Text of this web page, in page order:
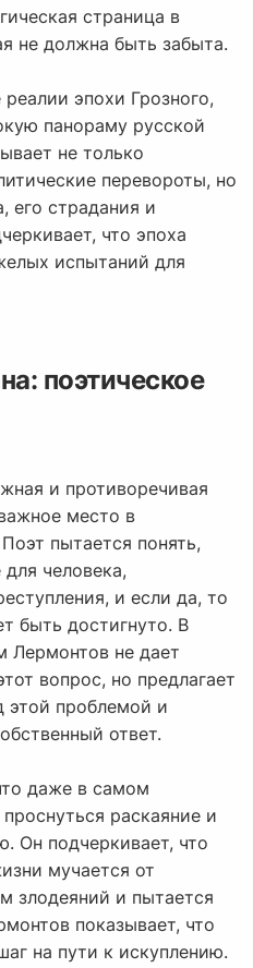
страница в
не должна быть забыта.
эпохи Грозного,
панораму русской
не только
перевороты, но
его страдания и
что эпоха
испытаний для
поэтическое
и противоречивая
место в
пытается понять,
человека,
и если да, то
быть достигнуто. В
Лермонтов не дает
вопрос, но предлагает
этой проблемой и
ответ.
даже в самом
раскаяние и
Он подчеркивает, что
мучается от
злодеяний и пытается
показывает, что
на пути к искуплению.